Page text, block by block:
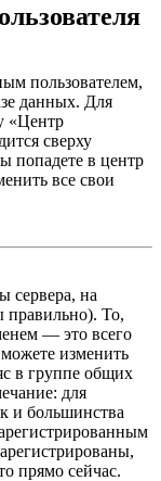
пользователем,
данных. Для
«Центр
сверху
попадете в центр
все свои
сервера, на
правильно). То,
— это всего
изменить
в группе общих
для
и большинства
прямо сейчас.